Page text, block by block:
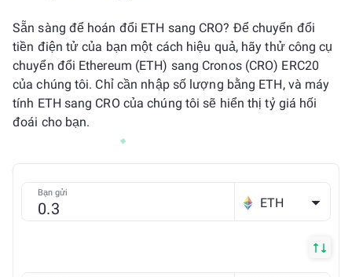
Sẵn sàng để hoán đổi ETH sang CRO? Để chuyển đổi
tiền điện tử của bạn một cách hiệu quả, hãy thử công cụ
chuyển đổi Ethereum (ETH) sang Cronos (CRO) ERC20
của chúng tôi. Chỉ cần nhập số lượng bằng ETH, và máy
tính ETH sang CRO của chúng tôi sẽ hiển thị tỷ giá hối
đoái cho bạn.
Bạn gửi
ETH